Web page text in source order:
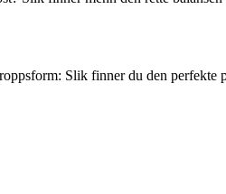
Slik finner du den perfekte